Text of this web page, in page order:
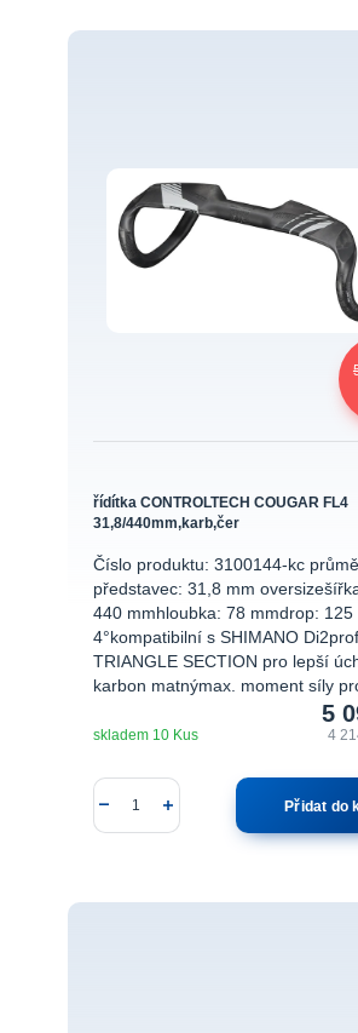
řídítka CONTROLTECH COUGAR FL4
31,8/440mm,karb,čer
Číslo produktu: 3100144-kc
představec: 31,8 mm
440 mmhloubka: 78 mmdrop: 125
4°kompatibilní s SHIMANO
TRIANGLE SECTION pro lepší
karbon matnýmax. moment síly
5
4
skladem 10 Kus
Přidat do